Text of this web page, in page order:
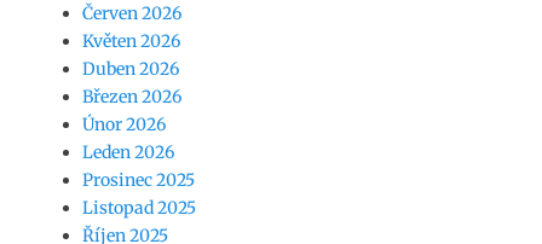
Červen 2026
Květen 2026
Duben 2026
Březen 2026
Únor 2026
Leden 2026
Prosinec 2025
Listopad 2025
Říjen 2025